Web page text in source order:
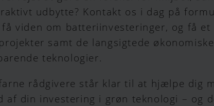
udbytte? Kontakt os i dag på
viden om batteriinvesteringer, og få
samt de langsigtede
teknologier.
rådgivere står klar til at hjælpe dig
af din investering i grøn teknologi – og